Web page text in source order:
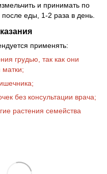
и принимать по
еды, 1-2 раза в день.
применять:
грудью, так как они
матки;
без консультации врача;
растения семейства